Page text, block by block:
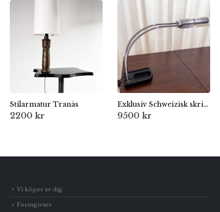
Stilarmatur Tranås
2200 kr
Exklusiv Schweizisk skrivbordslampa
9500 kr
Vi köper av dig
Formgivare